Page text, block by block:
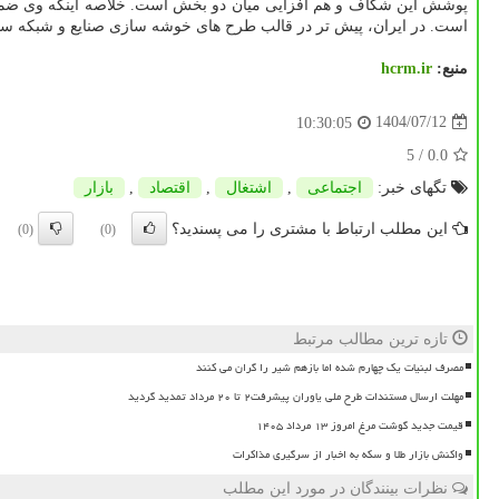
پوشش این شکاف و هم افزایی میان دو بخش است. خلاصه اینکه وی
است. در ایران، پیش تر در قالب طرح های خوشه سازی صنایع و شبکه
منبع: hcrm.ir
1404/07/12
10:30:05
0.0
/ 5
تگهای خبر:
اجتماعی , اشتغال , اقتصاد , بازار
این مطلب ارتباط با مشتری را می پسندید؟ (0)
(0)
تازه ترین مطالب مرتبط
مصرف لبنیات یک چهارم شده اما بازهم شیر را گران می کنند
مهلت ارسال مستندات طرح ملی یاوران پیشرفت۲ تا ۲۰ مرداد تمدید گردید
قیمت جدید گوشت مرغ امروز ۱۳ مرداد ۱۴۰۵
واکنش بازار طلا و سکه به اخبار از سرگیری مذاکرات
نظرات بینندگان در مورد این مطلب